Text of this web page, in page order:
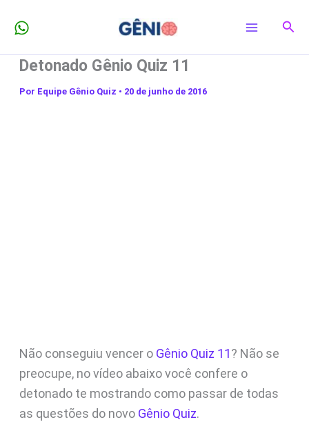
para
conteúdo
Detonado Gênio Quiz 11
Por Equipe Gênio Quiz • 20 de junho de 2016
Não conseguiu vencer o Gênio Quiz 11? Não se
preocupe, no vídeo abaixo você confere o
detonado te mostrando como passar de todas
as questões do novo Gênio Quiz.